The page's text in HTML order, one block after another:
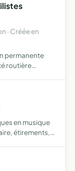
· Créée en
permanente
routière
en musique
étirements,